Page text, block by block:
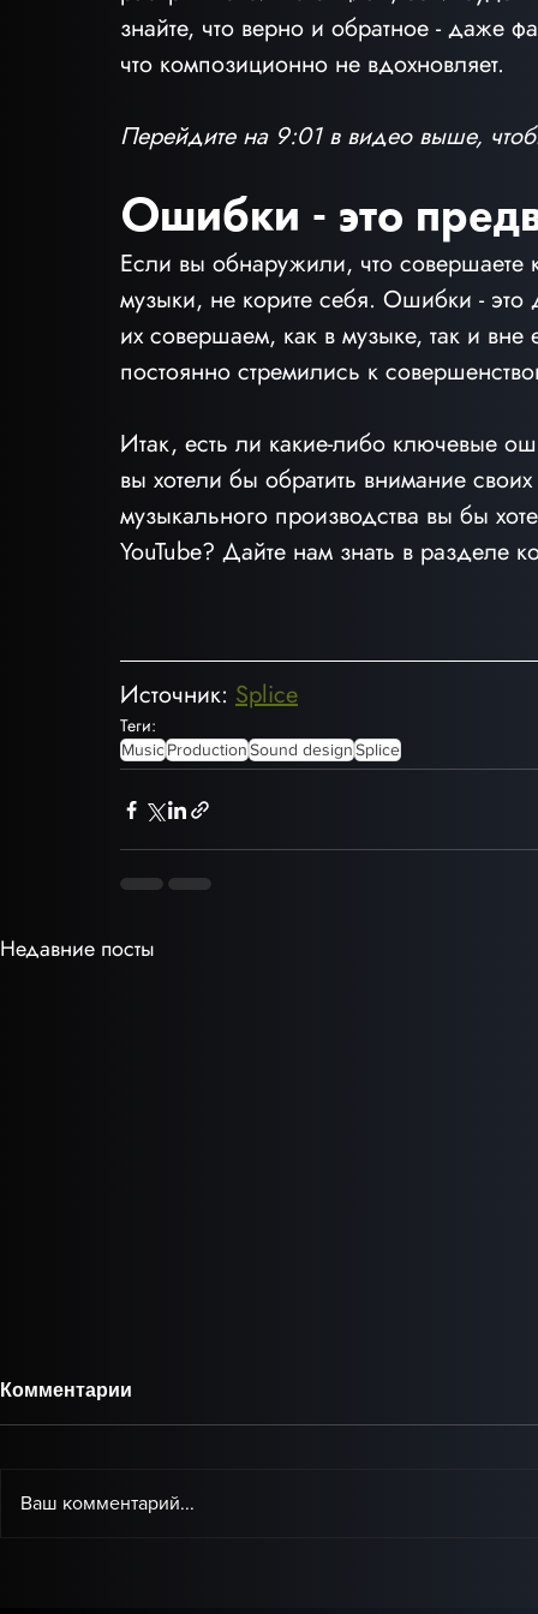
знайте, что верно и обратное - даже
что композиционно не вдохновляет.
Перейдите на 9:01 в видео выше,
Ошибки - это
Если вы обнаружили, что
музыки, не корите себя. Ошибки - это
их совершаем, как в музыке, так и
постоянно стремились к
Итак, есть ли какие-либо ключевые
вы хотели бы обратить внимание
музыкального производства вы бы
YouTube? Дайте нам знать в разделе
Источник: Splice
Теги:
MusicProductionSound designSplice
Недавние посты
Комментарии
Ваш комментарий...